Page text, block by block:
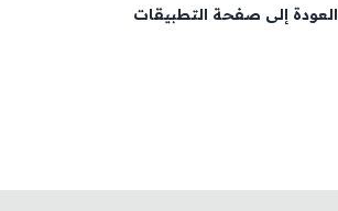
العودة إلى صفحة التطبيقات